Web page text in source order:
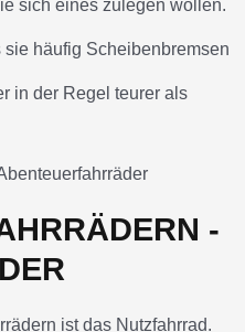
sich eines zulegen wollen.
häufig Scheibenbremsen
in der Regel teurer als
-
ist das Nutzfahrrad.